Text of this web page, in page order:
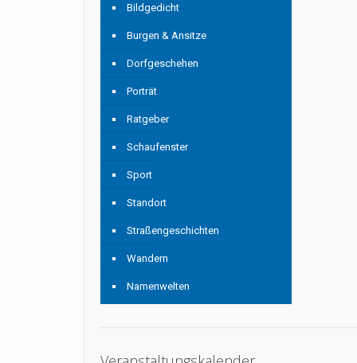
Bildgedicht
Burgen & Ansitze
Dorfgeschehen
Porträt
Ratgeber
Schaufenster
Sport
Standort
Straßengeschichten
Wandern
Namenwelten